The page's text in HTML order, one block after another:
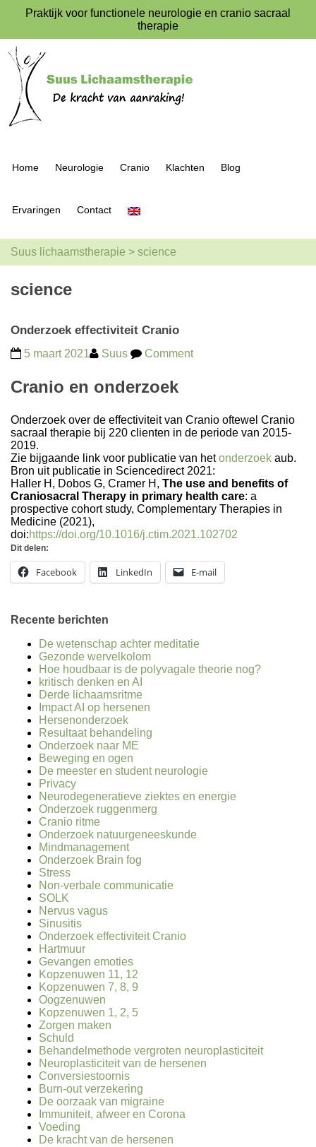
Praktijk voor functionele neurologie en cranio sacraal
therapie
Home Neurologie Cranio Klachten Blog
Ervaringen Contact
Suus lichaamstherapie > science
science
Onderzoek effectiviteit Cranio
5 maart 2021 Suus Comment
Cranio en onderzoek
Onderzoek over de effectiviteit van Cranio oftewel Cranio
sacraal therapie bij 220 clienten in de periode van 2015-
2019.
Zie bijgaande link voor publicatie van hetonderzoek aub.
Bron uit publicatie in Sciencedirect 2021:
Haller H, Dobos G, Cramer H, The use and benefits of
Craniosacral Therapy in primary health care: a
prospective cohort study, Complementary Therapies in
Medicine (2021),
doi:https://doi.org/10.1016/j.ctim.2021.102702
Dit delen:
Facebook LinkedIn E-mail
Recente berichten
De wetenschap achter meditatie
Gezonde wervelkolom
Hoe houdbaar is de polyvagale theorie nog?
kritisch denken en AI
Derde lichaamsritme
Impact AI op hersenen
Hersenonderzoek
Resultaat behandeling
Onderzoek naar ME
Beweging en ogen
De meester en student neurologie
Privacy
Neurodegeneratieve ziektes en energie
Onderzoek ruggenmerg
Cranio ritme
Onderzoek natuurgeneeskunde
Mindmanagement
Onderzoek Brain fog
Stress
Non-verbale communicatie
SOLK
Nervus vagus
Sinusitis
Onderzoek effectiviteit Cranio
Hartmuur
Gevangen emoties
Kopzenuwen 11, 12
Kopzenuwen 7, 8, 9
Oogzenuwen
Kopzenuwen 1, 2, 5
Zorgen maken
Schuld
Behandelmethode vergroten neuroplasticiteit
Neuroplasticiteit van de hersenen
Conversiestoornis
Burn-out verzekering
De oorzaak van migraine
Immuniteit, afweer en Corona
Voeding
De kracht van de hersenen